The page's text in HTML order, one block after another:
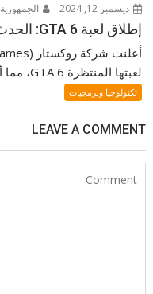
ديسمبر 12, 2024 الجمهورية
إطلاق لعبة GTA 6: الحدث الأكثر انتظارًا في عالم الألعاب
لعبتها المنتظرة GTA 6، مما أثار حماس...
تكنولوجيا وبرمجيات
LEAVE A COMMENT